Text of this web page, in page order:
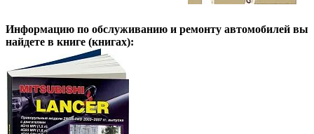
Информацию по обслуживанию и ремонту автомобилей вы
найдете в книге (книгах):